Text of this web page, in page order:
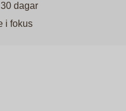
dagar
i fokus